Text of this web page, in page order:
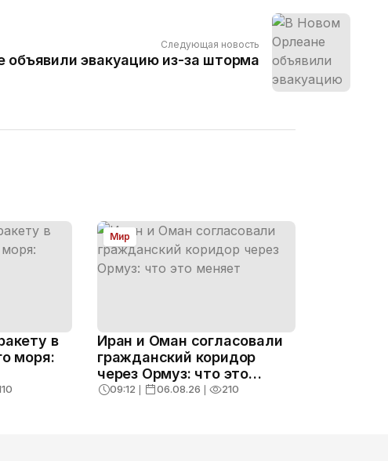
Следующая новость
объявили эвакуацию из-за шторма
в
моря:
Мир
Иран и Оман согласовали
гражданский коридор
через Ормуз: что это
меняет
09:12 ❘ 06.08.26 ❘ 210